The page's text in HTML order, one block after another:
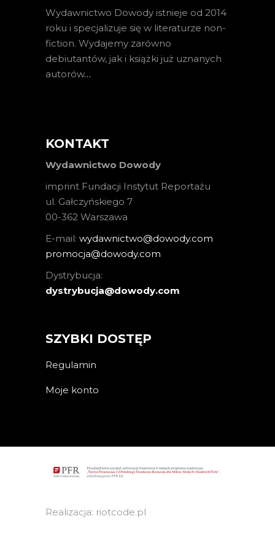
Wydawnictwo Dowody istnieje od 2014
roku i specjalizuje się w literaturze non-
fiction. Wydajemy zarówno
debiutantów, jak i książki już uznanych
autorów…
KONTAKT
Wydawnictwo Dowody
imprint Fundacji Instytut Reportażu
ul. Gałczyńskiego 7
00-362 Warszawa
E-mail: wydawnictwo@dowody.com
promocja@dowody.com
Dystrybucja:
dystrybucja@dowody.com
SZYBKI DOSTĘP
Regulamin
Moje konto
Realizacja: riotcode.pl